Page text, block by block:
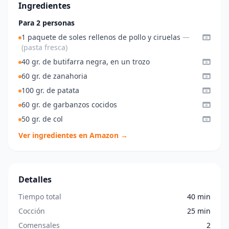
Ingredientes
Para 2 personas
1 paquete de soles rellenos de pollo y ciruelas —
(pasta fresca)
40 gr. de butifarra negra, en un trozo
60 gr. de zanahoria
100 gr. de patata
60 gr. de garbanzos cocidos
50 gr. de col
Ver ingredientes en Amazon →
Detalles
Tiempo total
40 min
Cocción
25 min
Comensales
2